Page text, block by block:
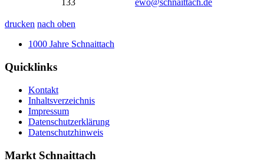
133
ewo@schnaittach.de
drucken nach oben
1000 Jahre Schnaittach
Quicklinks
Kontakt
Inhaltsverzeichnis
Impressum
Datenschutzerklärung
Datenschutzhinweis
Markt Schnaittach